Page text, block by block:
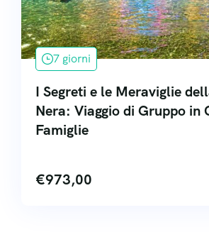
7 giorni
I Segreti e le Meraviglie
Nera: Viaggio di Gruppo in
Famiglie
€973,00